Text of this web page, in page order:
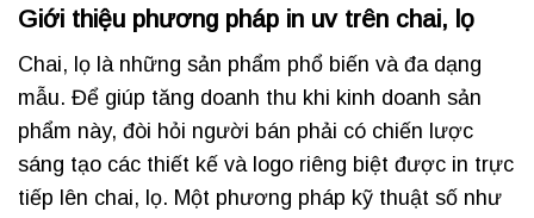
Giới thiệu phương pháp in uv trên chai, lọ
Chai, lọ là những sản phẩm phổ biến và đa dạng
mẫu. Để giúp tăng doanh thu khi kinh doanh sản
phẩm này, đòi hỏi người bán phải có chiến lược
sáng tạo các thiết kế và logo riêng biệt được in trực
tiếp lên chai, lọ. Một phương pháp kỹ thuật số như